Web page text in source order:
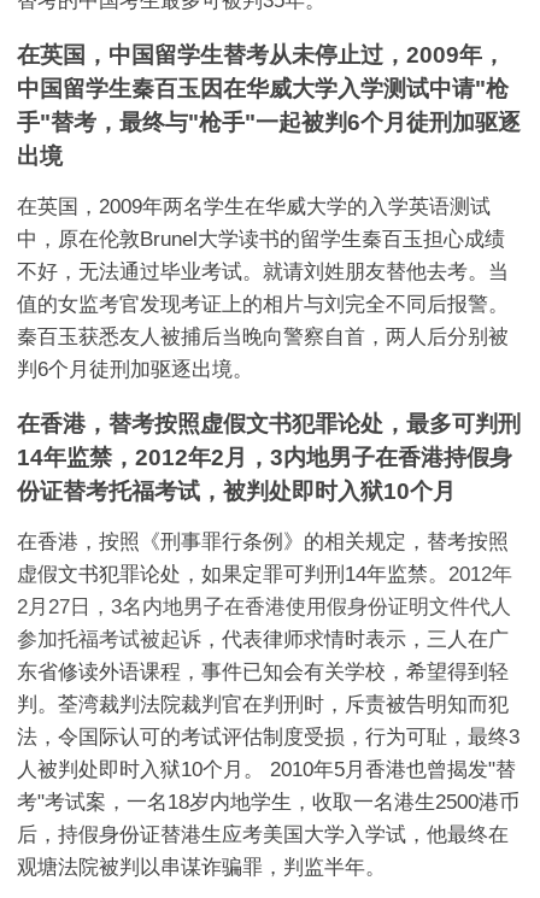
在英国，中国留学生替考从未停止过，2009年，
中国留学生秦百玉因在华威大学入学测试中请"枪
手"替考，最终与"枪手"一起被判6个月徒刑加驱逐
出境
在英国，2009年两名学生在华威大学的入学英语测试
中，原在伦敦Brunel大学读书的留学生秦百玉担心成绩
不好，无法通过毕业考试。就请刘姓朋友替他去考。当
值的女监考官发现考证上的相片与刘完全不同后报警。
秦百玉获悉友人被捕后当晚向警察自首，两人后分别被
判6个月徒刑加驱逐出境。
在香港，替考按照虚假文书犯罪论处，最多可判刑
14年监禁，2012年2月，3内地男子在香港持假身
份证替考托福考试，被判处即时入狱10个月
在香港，按照《刑事罪行条例》的相关规定，替考按照
虚假文书犯罪论处，如果定罪可判刑14年监禁。2012年
2月27日，3名内地男子在香港使用假身份证明文件代人
参加托福考试被起诉 ，代表律师求情时表示，三人在广
东省修读外语课程，事件已知会有关学校，希望得到轻
判。荃湾裁判法院裁判官在判刑时，斥责被告明知而犯
法，令国际认可的考试评估制度受损，行为可耻，最终3
人被判处即时入狱10个月。 2010年5月香港也曾揭发"替
考"考试案，一名18岁内地学生，收取一名港生2500港币
后，持假身份证替港生应考美国大学入学试，他最终在
观塘法院被判以串谋诈骗罪，判监半年。